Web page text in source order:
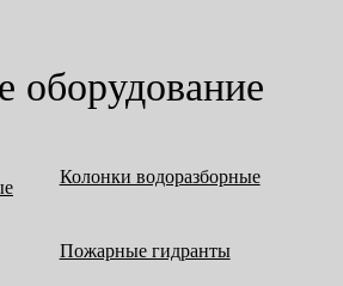
оборудование
Колонки водоразборные
Пожарные гидранты